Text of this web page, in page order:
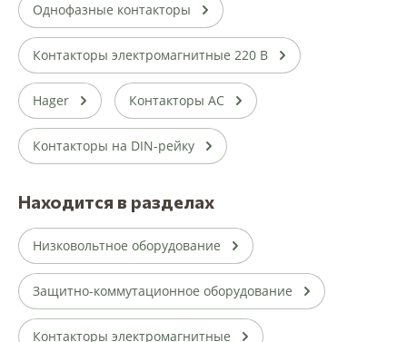
Однофазные контакторы
Контакторы электромагнитные 220 В
Hager Контакторы AC
Контакторы на DIN-рейку
Находится в разделах
Низковольтное оборудование
Защитно-коммутационное оборудование
Контакторы электромагнитные